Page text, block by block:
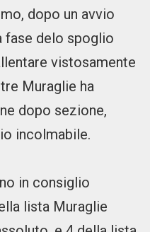
dopo un avvio
fase delo spoglio
vistosamente
Muraglie ha
dopo sezione,
incolmabile.
in consiglio
lista Muraglie